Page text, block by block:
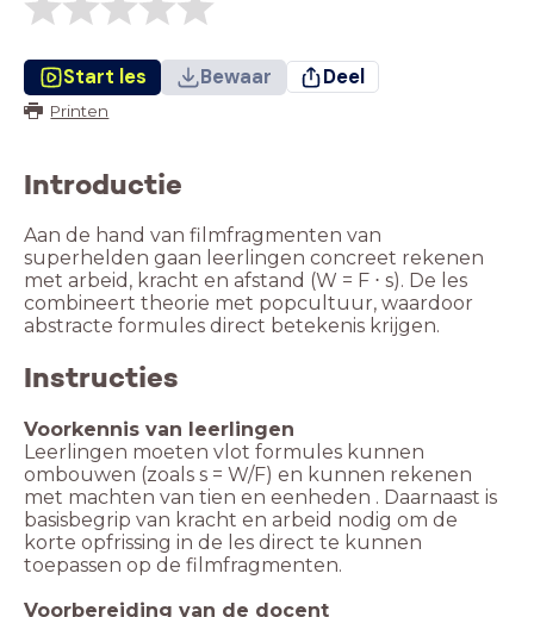
Start les Bewaar Deel
Printen
Introductie
Aan de hand van filmfragmenten van
superhelden gaan leerlingen concreet rekenen
met arbeid, kracht en afstand (W = F ⋅ s). De les
combineert theorie met popcultuur, waardoor
abstracte formules direct betekenis krijgen.
Instructies
Leerlingen moeten vlot formules kunnen
ombouwen (zoals s = W/F) en kunnen rekenen
met machten van tien en eenheden . Daarnaast is
basisbegrip van kracht en arbeid nodig om de
korte opfrissing in de les direct te kunnen
toepassen op de filmfragmenten.